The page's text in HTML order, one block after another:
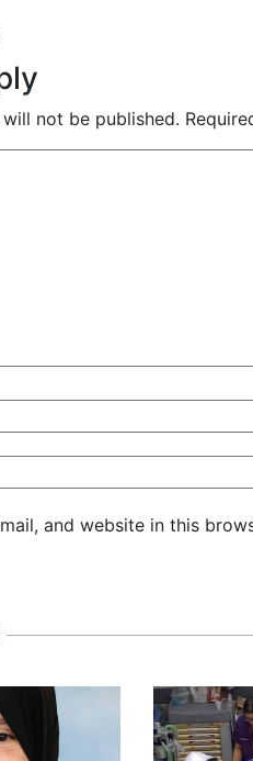
not be published.
and website in this